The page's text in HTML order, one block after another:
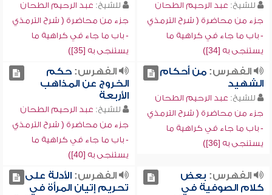
للشيخ: عبد الرحيم الطحان
جزء من محاضرة ( شرح الترمذي
- باب ما جاء في كراهية ما
يستنجى به [34])
للشيخ: عبد الرحيم الطحان
جزء من محاضرة ( شرح الترمذي
- باب ما جاء في كراهية ما
يستنجى به [35])
الفهرس:من أحكام
الشهيد
للشيخ: عبد الرحيم الطحان
جزء من محاضرة ( شرح الترمذي
- باب ما جاء في كراهية ما
يستنجى به [36])
الفهرس:حكم
الخروج عن المذاهب
الأربعة
للشيخ: عبد الرحيم الطحان
جزء من محاضرة ( شرح الترمذي
- باب ما جاء في كراهية ما
يستنجى به [40])
الفهرس: بعض
كلام الصوفية في
الفهرس:الأدلة على
تحريم إتيان المرأة في